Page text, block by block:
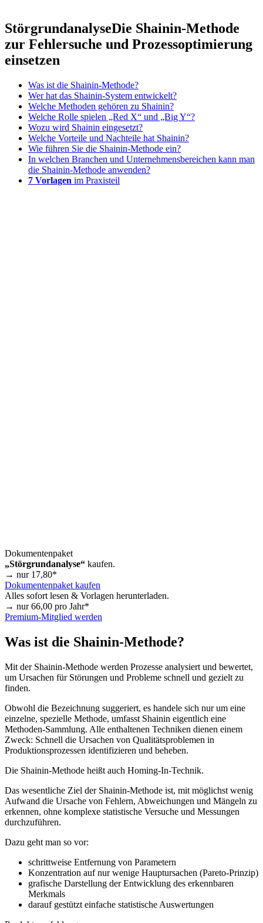
StörgrundanalyseDie Shainin-Methode
zur Fehlersuche und Prozessoptimierung
einsetzen
Was ist die Shainin-Methode?
Wer hat das Shainin-System entwickelt?
Welche Methoden gehören zu Shainin?
Welche Rolle spielen „Red X“ und „Big Y“?
Wozu wird Shainin eingesetzt?
Welche Vorteile und Nachteile hat Shainin?
Wie führen Sie die Shainin-Methode ein?
In welchen Branchen und Unternehmensbereichen kann man
die Shainin-Methode anwenden?
7 Vorlagen im Praxisteil
Dokumentenpaket
„Störgrundanalyse“ kaufen.
→ nur 17,80*
Dokumentenpaket kaufen
Alles sofort lesen & Vorlagen herunterladen.
→ nur66,00 pro Jahr*
Premium-Mitglied werden
Was ist die Shainin-Methode?
Mit der Shainin-Methode werden Prozesse analysiert und bewertet,
um Ursachen für Störungen und Probleme schnell und gezielt zu
finden.
Obwohl die Bezeichnung suggeriert, es handele sich nur um eine
einzelne, spezielle Methode, umfasst Shainin eigentlich eine
Methoden-Sammlung. Alle enthaltenen Techniken dienen einem
Zweck: Schnell die Ursachen von Qualitätsproblemen in
Produktionsprozessen identifizieren und beheben.
Die Shainin-Methode heißt auch Homing-In-Technik.
Das wesentliche Ziel der Shainin-Methode ist, mit möglichst wenig
Aufwand die Ursache von Fehlern, Abweichungen und Mängeln zu
erkennen, ohne komplexe statistische Versuche und Messungen
durchzuführen.
Dazu geht man so vor:
schrittweise Entfernung von Parametern
Konzentration auf nur wenige Hauptursachen (Pareto-Prinzip)
grafische Darstellung der Entwicklung des erkennbaren
Merkmals
darauf gestützt einfache statistische Auswertungen